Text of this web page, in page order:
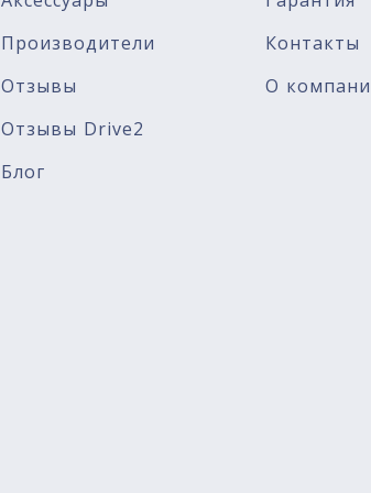
Производители
Отзывы
Отзывы Drive2
Блог
Контакты
О